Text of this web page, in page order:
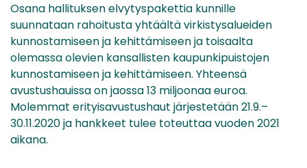
Osana hallituksen elvytyspakettia kunnille
suunnataan rahoitusta yhtäältä virkistysalueiden
kunnostamiseen ja kehittämiseen ja toisaalta
olemassa olevien kansallisten kaupunkipuistojen
kunnostamiseen ja kehittämiseen. Yhteensä
avustushauissa on jaossa 13 miljoonaa euroa.
Molemmat erityisavustushaut järjestetään 21.9.–
30.11.2020 ja hankkeet tulee toteuttaa vuoden 2021
aikana.